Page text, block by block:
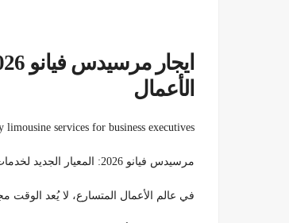
الأعمال
services for business executives
مرسيدس فيانو 2026: المعيار الجديد لخدمات الليموزين الفاخرة لرجال الأعمال01100092199
في عالم الأعمال المتسارع، لا يُعد